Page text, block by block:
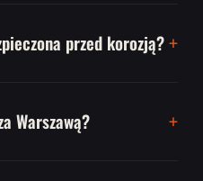
przed korozją?
Warszawą?